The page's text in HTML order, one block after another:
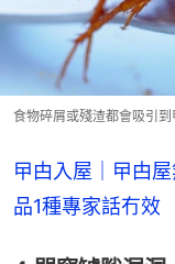
食物碎屑或殘渣都會吸引到
曱甴入屋｜曱甴
品1種專家話冇效